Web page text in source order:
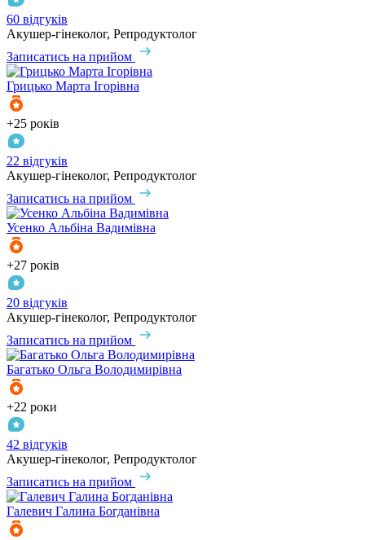
60 відгуків
Акушер-гінеколог, Репродуктолог
Записатись на прийом
Грицько Марта Ігорівна
+25 років
22 відгуків
Акушер-гінеколог, Репродуктолог
Записатись на прийом
Усенко Альбіна Вадимівна
+27 років
20 відгуків
Акушер-гінеколог, Репродуктолог
Записатись на прийом
Багатько Ольга Володимирівна
+22 роки
42 відгуків
Акушер-гінеколог, Репродуктолог
Записатись на прийом
Галевич Галина Богданівна